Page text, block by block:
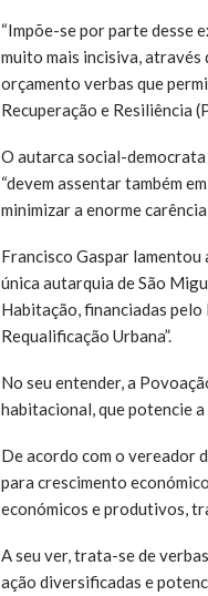
“Impõe-se por parte desse
muito mais incisiva, através
orçamento verbas que
Recuperação e Resiliência
O autarca social-
“devem assentar também
minimizar a enorme
Francisco Gaspar lamentou
única autarquia de São
Habitação, financiadas
Requalificação Urbana”.
No seu entender, a
habitacional, que potencie a
De acordo com o vereador
para crescimento
económicos e produtivos,
A seu ver, trata-se de
ação diversificadas e